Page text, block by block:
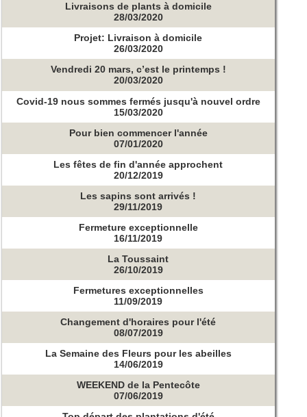
Livraisons de plants à domicile
28/03/2020
Projet: Livraison à domicile
26/03/2020
Vendredi 20 mars, c’est le printemps !
20/03/2020
Covid-19 nous sommes fermés jusqu'à nouvel ordre
15/03/2020
Pour bien commencer l'année
07/01/2020
Les fêtes de fin d'année approchent
20/12/2019
Les sapins sont arrivés !
29/11/2019
Fermeture exceptionnelle
16/11/2019
La Toussaint
26/10/2019
Fermetures exceptionnelles
11/09/2019
Changement d'horaires pour l'été
08/07/2019
La Semaine des Fleurs pour les abeilles
14/06/2019
WEEKEND de la Pentecôte
07/06/2019